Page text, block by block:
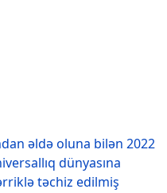
əldə oluna bilən 2022
dünyasına
təchiz edilmiş